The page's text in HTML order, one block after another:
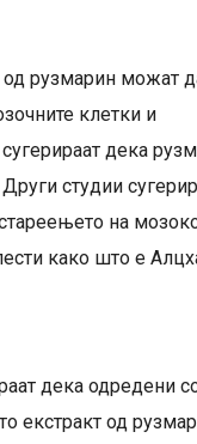
од рузмарин можат
клетки и
дека
студии
на
како што е
дека одредени
екстракт од